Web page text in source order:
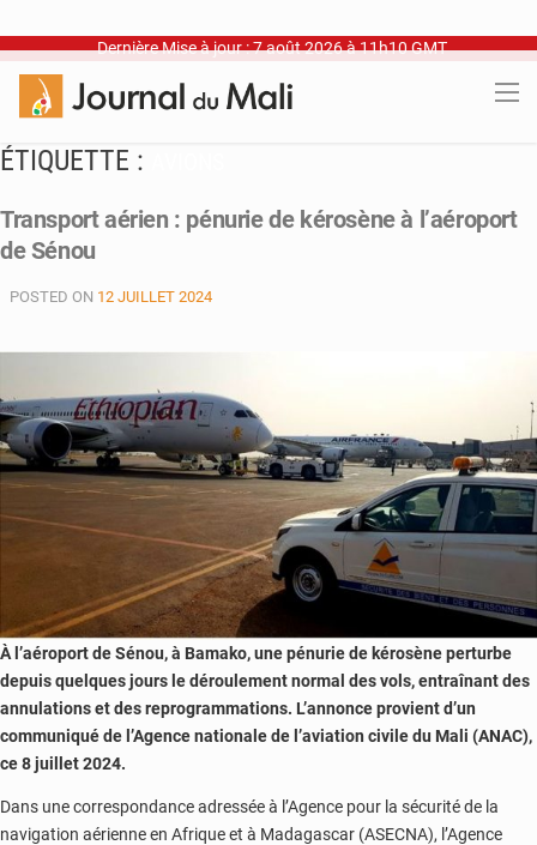
Dernière Mise à jour : 7 août 2026 à 11h10 GMT
ÉTIQUETTE :
Transport aérien : pénurie de kérosène à l’aéroport
de Sénou
POSTED ON 12 JUILLET 2024
À l’aéroport de Sénou, à Bamako, une pénurie de kérosène perturbe
depuis quelques jours le déroulement normal des vols, entraînant des
annulations et des reprogrammations. L’annonce provient d’un
communiqué de l’Agence nationale de l’aviation civile du Mali (ANAC),
ce 8 juillet 2024.
Dans une correspondance adressée à l’Agence pour la sécurité de la
navigation aérienne en Afrique et à Madagascar (ASECNA), l’Agence